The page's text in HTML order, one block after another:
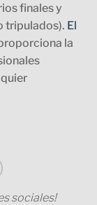
finales y
tripulados). El
la
sociales!